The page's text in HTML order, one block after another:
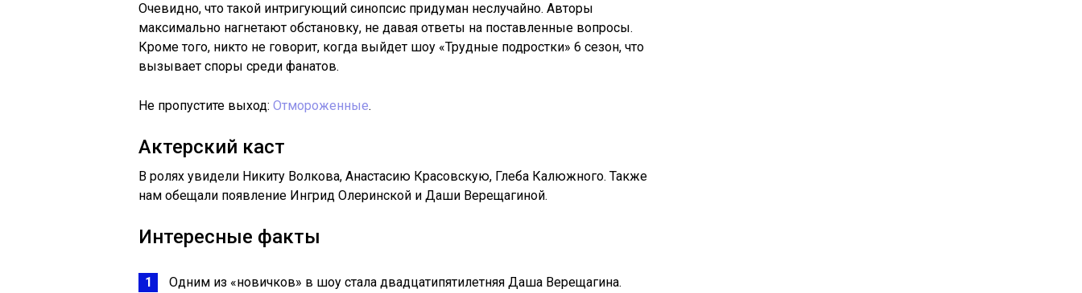
Очевидно, что такой интригующий синопсис придуман неслучайно. Авторы
максимально нагнетают обстановку, не давая ответы на поставленные вопросы.
Кроме того, никто не говорит, когда выйдет шоу «Трудные подростки» 6 сезон, что
вызывает споры среди фанатов.
Не пропустите выход: Отмороженные.
Актерский каст
В ролях увидели Никиту Волкова, Анастасию Красовскую, Глеба Калюжного. Также
нам обещали появление Ингрид Олеринской и Даши Верещагиной.
Интересные факты
Одним из «новичков» в шоу стала двадцатипятилетняя Даша Верещагина.